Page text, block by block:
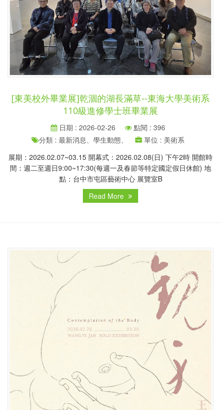
[東美校外畢業展]乾涸的湖長滿草--東海大學美術系
110級進修學士班畢業展
日期 : 2026-02-26
點閱 : 396
分類 : 最新消息、學生動態、
單位 : 美術系
展期：2026.02.07~03.15 開幕式：2026.02.08(日) 下午2時 開館時
間：週二至週日9:00~17:30(每週一及春節等特定國定假日休館) 地
點：台中市屯區藝術中心 展覽室B
Read More